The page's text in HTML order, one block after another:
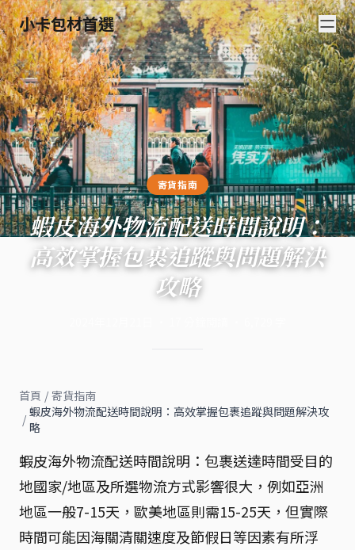
小卡包材首選
寄貨指南
蝦皮海外物流配送時間說明：
高效掌握包裹追蹤與問題解決
攻略
首頁 / 寄貨指南
/ 蝦皮海外物流配送時間說明：高效掌握包裹追蹤與問題解決攻
略
蝦皮海外物流配送時間說明：包裹送達時間受目的
地國家/地區及所選物流方式影響很大，例如亞洲
地區一般7-15天，歐美地區則需15-25天，但實際
時間可能因海關清關速度及節假日等因素有所浮